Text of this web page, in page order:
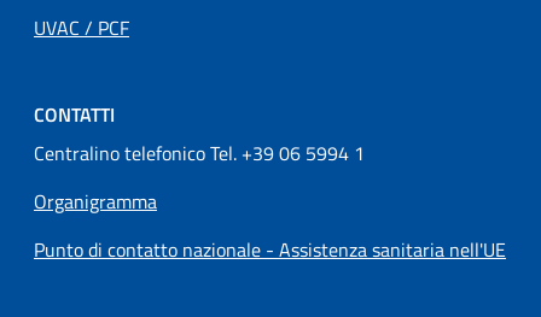
UVAC / PCF
CONTATTI
Centralino telefonico Tel. +39 06 5994 1
Organigramma
Punto di contatto nazionale - Assistenza sanitaria nell'UE